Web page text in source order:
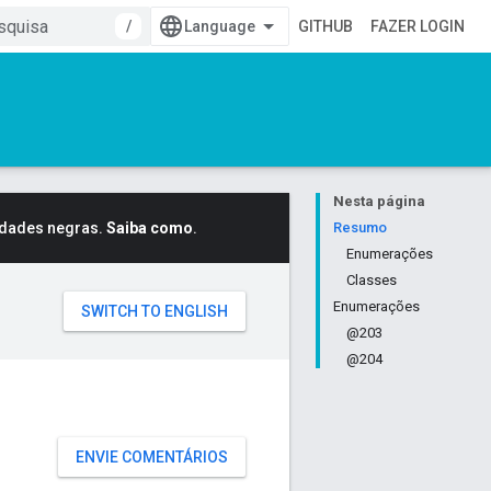
/ GITHUB FAZER LOGIN
Nesta página
Resumo
Enumerações
Classes
Enumerações
@203
@204
negras. Saiba como.
ENVIE COMENTÁRIOS